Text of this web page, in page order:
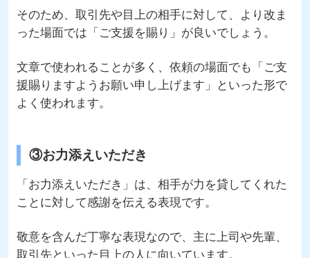
そのため、取引先や目上の相手に対して、より改ま
った場面では「ご支援を賜り」が良いでしょう。
文章で使われることが多く、依頼の場面でも「ご支
援賜りますようお願い申し上げます」といった形で
よく使われます。
③お力添えいただき
「お力添えいただき」は、相手が力を貸してくれた
ことに対して感謝を伝える表現です。
敬意を含んだ丁寧な表現なので、主に上司や先輩、
取引先といった目上の人に向いています。